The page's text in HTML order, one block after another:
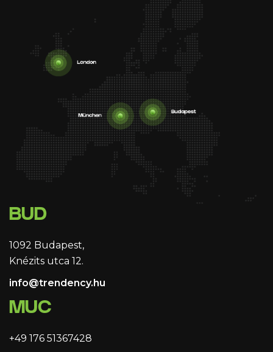
BUD
1092 Budapest,
Knézits utca 12.
info@trendency.hu
MUC
+49 176 51367428